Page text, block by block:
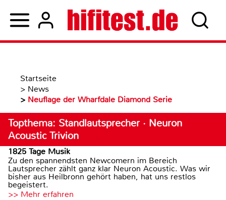
Startseite
> News
> Neuflage der Wharfdale Diamond Serie
Topthema: Standlautsprecher · Neuron
Acoustic Trivion
1825 Tage Musik
Zu den spannendsten Newcomern im Bereich
Lautsprecher zählt ganz klar Neuron Acoustic. Was wir
bisher aus Heilbronn gehört haben, hat uns restlos
begeistert.
>> Mehr erfahren